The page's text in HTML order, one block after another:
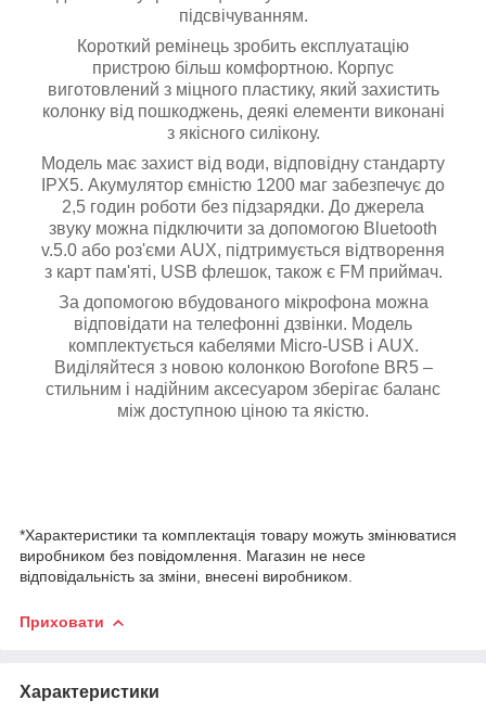
підсвічуванням.
Короткий ремінець зробить експлуатацію
пристрою більш комфортною. Корпус
виготовлений з міцного пластику, який захистить
колонку від пошкоджень, деякі елементи виконані
з якісного силікону.
Модель має захист від води, відповідну стандарту
IPX5. Акумулятор ємністю 1200 маг забезпечує до
2,5 годин роботи без підзарядки. До джерела
звуку можна підключити за допомогою Bluetooth
v.5.0 або роз'єми AUX, підтримується відтворення
з карт пам'яті, USB флешок, також є FM приймач.
За допомогою вбудованого мікрофона можна
відповідати на телефонні дзвінки. Модель
комплектується кабелями Micro-USB і AUX.
Виділяйтеся з новою колонкою Borofone BR5 –
стильним і надійним аксесуаром зберігає баланс
між доступною ціною та якістю.
*Характеристики та комплектація товару можуть змінюватися
виробником без повідомлення. Магазин не несе
відповідальність за зміни, внесені виробником.
Приховати
Характеристики